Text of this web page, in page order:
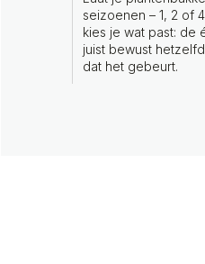
seizoenen – 1, 2 of
kies je wat past: de
juist bewust
dat het gebeurt.